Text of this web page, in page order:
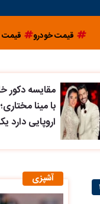
قیمت خودرو قیمت
مقایسه دکور
با مینا
اروپایی دارد
آشپزی